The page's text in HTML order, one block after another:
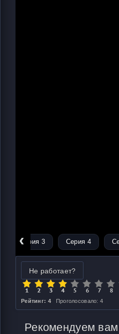
‹
Серия 3 Серия 4
Не работает?
Рейтинг: 4 Проголосовало: 4
Рекомендуем вам